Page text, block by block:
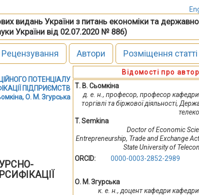
видань України з питань економіки та
України від 02.07.2020 № 886)
Рецензування Автори Розміщення статті
ПОТЕНЦІАЛУ
ПІДПРИЄМСТВ
О. М. Згурська
Відомості про
Т. В. Сьомкіна
д. е. н., професор, професор
торгівлі та біржової діяльності,
T. Semkina
Doctor of Economic
Entrepreneurship, Trade and Exchange
State University of
ORCID:
0000-0003-2852-2989
О. М. Згурська
к. е. н., доцент кафедри